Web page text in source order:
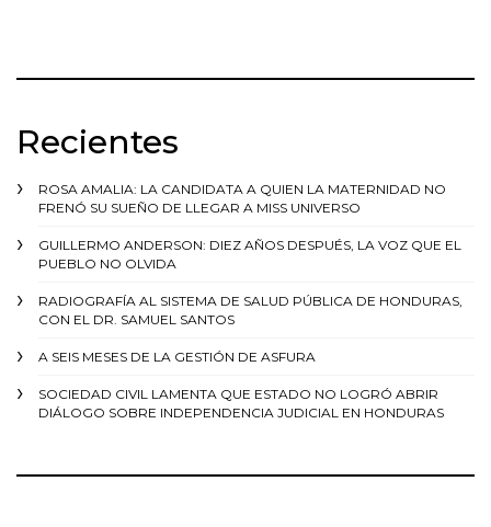
Recientes
ROSA AMALIA: LA CANDIDATA A QUIEN LA MATERNIDAD NO
FRENÓ SU SUEÑO DE LLEGAR A MISS UNIVERSO
GUILLERMO ANDERSON: DIEZ AÑOS DESPUÉS, LA VOZ QUE EL
PUEBLO NO OLVIDA
RADIOGRAFÍA AL SISTEMA DE SALUD PÚBLICA DE HONDURAS,
CON EL DR. SAMUEL SANTOS
A SEIS MESES DE LA GESTIÓN DE ASFURA
SOCIEDAD CIVIL LAMENTA QUE ESTADO NO LOGRÓ ABRIR
DIÁLOGO SOBRE INDEPENDENCIA JUDICIAL EN HONDURAS